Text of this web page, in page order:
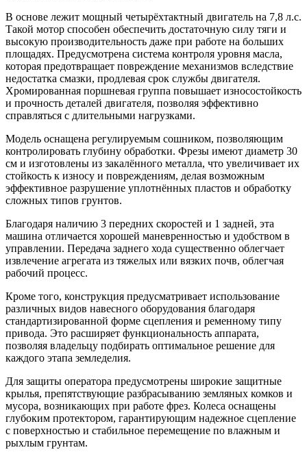
В основе лежит мощный четырёхтактный двигатель на 7,8 л.с.
Такой мотор способен обеспечить достаточную силу тяги и
высокую производительность даже при работе на больших
площадях. Предусмотрена система контроля уровня масла,
которая предотвращает повреждение механизмов вследствие
недостатка смазки, продлевая срок службы двигателя.
Хромированная поршневая группа повышает износостойкость
и прочность деталей двигателя, позволяя эффективно
справляться с длительными нагрузками.
Модель оснащена регулируемым сошником, позволяющим
контролировать глубину обработки. Фрезы имеют диаметр 30
см и изготовлены из закалённого металла, что увеличивает их
стойкость к износу и повреждениям, делая возможным
эффективное разрушение уплотнённых пластов и обработку
сложных типов грунтов.
Благодаря наличию 3 передних скоростей и 1 задней, эта
машина отличается хорошей маневренностью и удобством в
управлении. Передача заднего хода существенно облегчает
извлечение агрегата из тяжелых или вязких почв, облегчая
рабочий процесс.
Кроме того, конструкция предусматривает использование
различных видов навесного оборудования благодаря
стандартизированной форме сцепления и ременному типу
привода. Это расширяет функциональность аппарата,
позволяя владельцу подбирать оптимальное решение для
каждого этапа земледелия.
Для защиты оператора предусмотрены широкие защитные
крылья, препятствующие разбрасыванию земляных комков и
мусора, возникающих при работе фрез. Колеса оснащены
глубоким протектором, гарантирующим надежное сцепление
с поверхностью и стабильное перемещение по влажным и
рыхлым грунтам.